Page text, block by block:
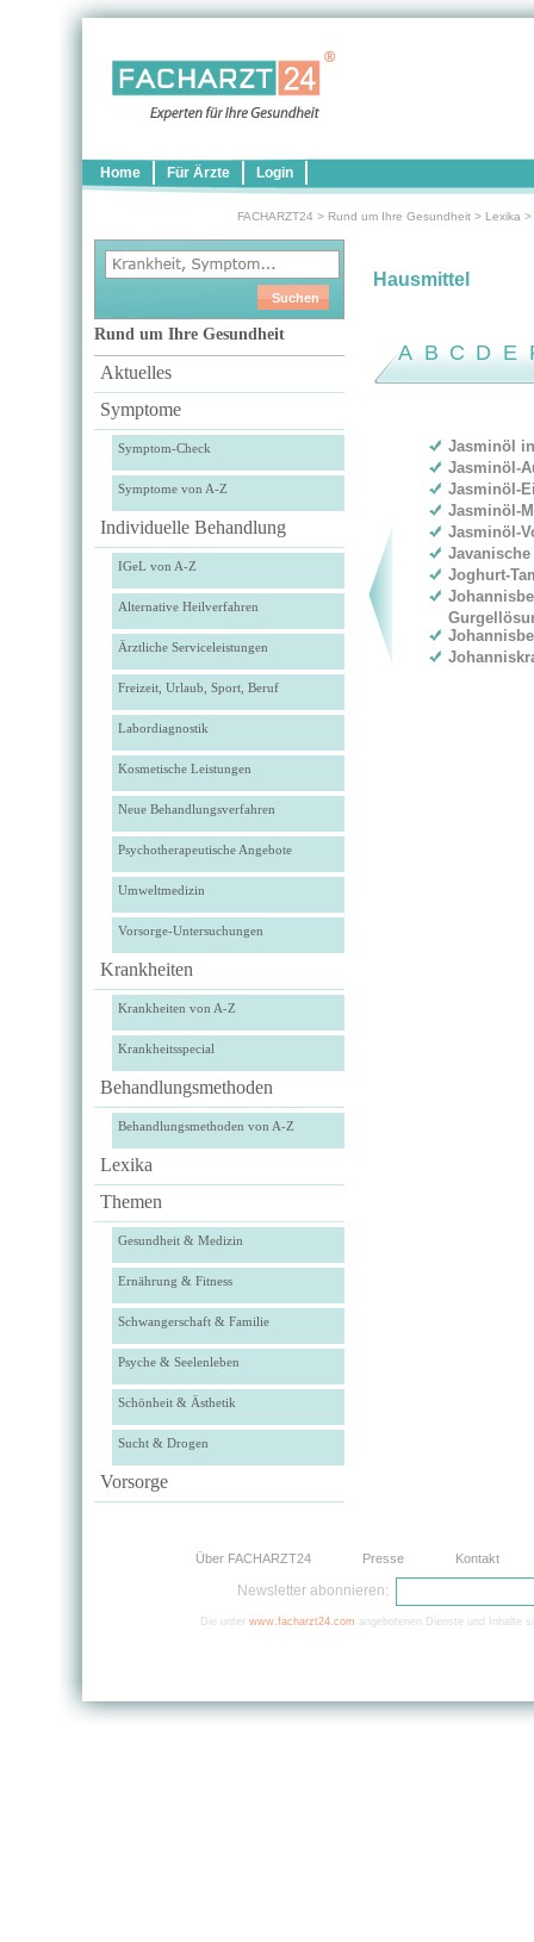
Home Für Ärzte Login
FACHARZT24 > Rund um Ihre Gesundheit > Lexika >
Rund um Ihre Gesundheit
Aktuelles
Symptome
Symptom-Check
Symptome von A-Z
Individuelle Behandlung
IGeL von A-Z
Alternative Heilverfahren
Ärztliche Serviceleistungen
Freizeit, Urlaub, Sport, Beruf
Labordiagnostik
Kosmetische Leistungen
Neue Behandlungsverfahren
Psychotherapeutische Angebote
Umweltmedizin
Vorsorge-Untersuchungen
Krankheiten
Krankheiten von A-Z
Krankheitsspecial
Behandlungsmethoden
Behandlungsmethoden von A-Z
Lexika
Themen
Gesundheit & Medizin
Ernährung & Fitness
Schwangerschaft & Familie
Psyche & Seelenleben
Schönheit & Ästhetik
Sucht & Drogen
Vorsorge
Hausmittel
A B C D E
Jasminöl
Jasminöl-
Jasminöl-
Jasminöl-
Jasminöl-
Joghurt-
Über FACHARZT24 Presse Kontakt
Newsletter abonnieren:
Die unter www.facharzt24.com angebotenen Dienste und Inhalte